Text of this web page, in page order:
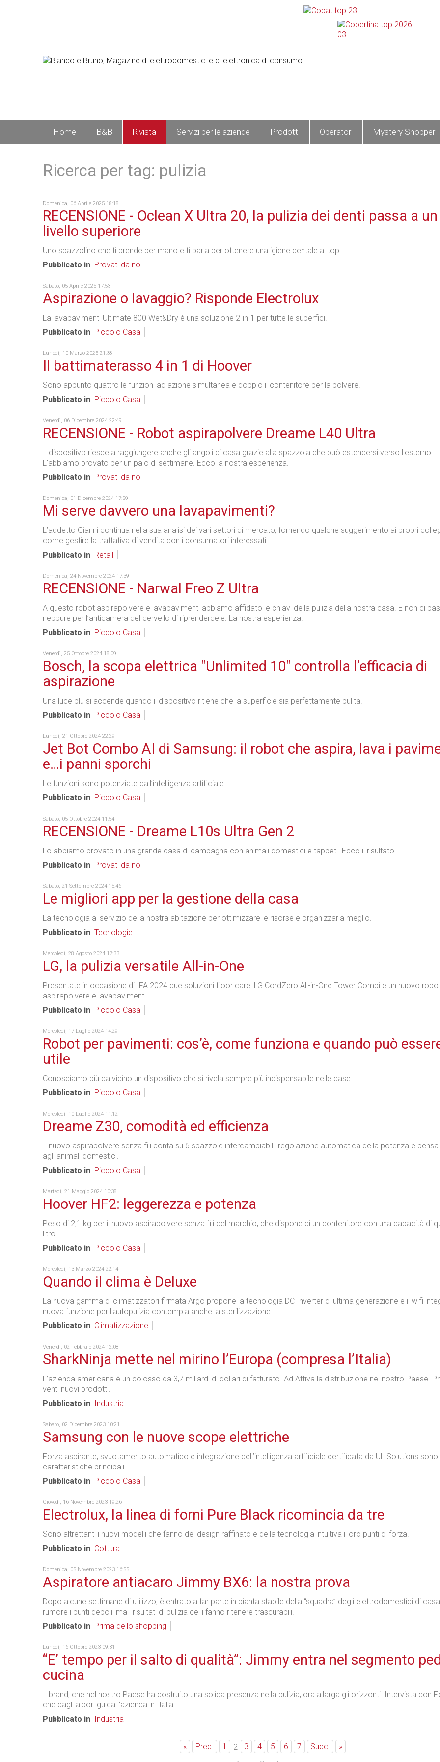
Home B&B Rivista Servizi per le aziende Prodotti Operatori Mystery Shopper
Ricerca per tag: pulizia
Domenica, 06 Aprile 2025 18:18
RECENSIONE - Oclean X Ultra 20, la pulizia dei denti passa a un
livello superiore
Uno spazzolino che ti prende per mano e ti parla per ottenere una igiene dentale al top.
Pubblicato in Provati da noi
Sabato, 05 Aprile 2025 17:53
Aspirazione o lavaggio? Risponde Electrolux
La lavapavimenti Ultimate 800 Wet&Dry è una soluzione 2-in-1 per tutte le superfici.
Pubblicato in Piccolo Casa
Lunedì, 10 Marzo 2025 21:38
Il battimaterasso 4 in 1 di Hoover
Sono appunto quattro le funzioni ad azione simultanea e doppio il contenitore per la polvere.
Pubblicato in Piccolo Casa
Venerdì, 06 Dicembre 2024 22:49
RECENSIONE - Robot aspirapolvere Dreame L40 Ultra
Il dispositivo riesce a raggiungere anche gli angoli di casa grazie alla spazzola che può estendersi verso l'esterno.
L'abbiamo provato per un paio di settimane. Ecco la nostra esperienza.
Pubblicato in Provati da noi
Domenica, 01 Dicembre 2024 17:59
Mi serve davvero una lavapavimenti?
L’addetto Gianni continua nella sua analisi dei vari settori di mercato, fornendo qualche suggerimento ai propri
come gestire la trattativa di vendita con i consumatori interessati.
Pubblicato in Retail
Domenica, 24 Novembre 2024 17:39
RECENSIONE - Narwal Freo Z Ultra
A questo robot aspirapolvere e lavapavimenti abbiamo affidato le chiavi della pulizia della nostra casa. E non ci
neppure per l’anticamera del cervello di riprendercele. La nostra esperienza.
Pubblicato in Piccolo Casa
Venerdì, 25 Ottobre 2024 18:09
Bosch, la scopa elettrica "Unlimited 10" controlla l’efficacia di
aspirazione
Una luce blu si accende quando il dispositivo ritiene che la superficie sia perfettamente pulita.
Pubblicato in Piccolo Casa
Lunedì, 21 Ottobre 2024 22:29
Jet Bot Combo AI di Samsung: il robot che aspira, lava i
e…i panni sporchi
Le funzioni sono potenziate dall’intelligenza artificiale.
Pubblicato in Piccolo Casa
Sabato, 05 Ottobre 2024 11:54
RECENSIONE - Dreame L10s Ultra Gen 2
Lo abbiamo provato in una grande casa di campagna con animali domestici e tappeti. Ecco il risultato.
Pubblicato in Provati da noi
Sabato, 21 Settembre 2024 15:46
Le migliori app per la gestione della casa
La tecnologia al servizio della nostra abitazione per ottimizzare le risorse e organizzarla meglio.
Pubblicato in Tecnologie
Mercoledì, 28 Agosto 2024 17:33
LG, la pulizia versatile All-in-One
Presentate in occasione di IFA 2024 due soluzioni floor care: LG CordZero All-in-One Tower Combi e un nuovo
aspirapolvere e lavapavimenti.
Pubblicato in Piccolo Casa
Mercoledì, 17 Luglio 2024 14:29
Robot per pavimenti: cos’è, come funziona e quando può
utile
Conosciamo più da vicino un dispositivo che si rivela sempre più indispensabile nelle case.
Pubblicato in Piccolo Casa
Mercoledì, 10 Luglio 2024 11:12
Dreame Z30, comodità ed efficienza
Il nuovo aspirapolvere senza fili conta su 6 spazzole intercambiabili, regolazione automatica della potenza e
agli animali domestici.
Pubblicato in Piccolo Casa
Martedì, 21 Maggio 2024 10:38
Hoover HF2: leggerezza e potenza
Peso di 2,1 kg per il nuovo aspirapolvere senza fili del marchio, che dispone di un contenitore con una capacità di
litro.
Pubblicato in Piccolo Casa
Mercoledì, 13 Marzo 2024 22:14
Quando il clima è Deluxe
La nuova gamma di climatizzatori firmata Argo propone la tecnologia DC Inverter di ultima generazione e il wifi
nuova funzione per l'autopulizia contempla anche la sterilizzazione.
Pubblicato in Climatizzazione
Venerdì, 02 Febbraio 2024 12:08
SharkNinja mette nel mirino l’Europa (compresa l’Italia)
L’azienda americana è un colosso da 3,7 miliardi di dollari di fatturato. Ad Attiva la distribuzione nel nostro Paese.
venti nuovi prodotti.
Pubblicato in
Industria
Sabato, 02 Dicembre 2023 10:21
Samsung con le nuove scope elettriche
Forza aspirante, svuotamento automatico e integrazione dell’intelligenza artificiale certificata da UL Solutions sono
caratteristiche principali.
Pubblicato in Piccolo Casa
Giovedì, 16 Novembre 2023 19:26
Electrolux, la linea di forni Pure Black ricomincia da tre
Sono altrettanti i nuovi modelli che fanno del design raffinato e della tecnologia intuitiva i loro punti di forza.
Pubblicato in Cottura
Domenica, 05 Novembre 2023 16:55
Aspiratore antiacaro Jimmy BX6: la nostra prova
Dopo alcune settimane di utilizzo, è entrato a far parte in pianta stabile della “squadra” degli elettrodomestici di
rumore i punti deboli, ma i risultati di pulizia ce li fanno ritenere trascurabili.
Pubblicato in Prima dello shopping
Lunedì, 16 Ottobre 2023 09:31
“E’ tempo per il salto di qualità”: Jimmy entra nel segmento
cucina
Il brand, che nel nostro Paese ha costruito una solida presenza nella pulizia, ora allarga gli orizzonti. Intervista con
che dagli albori guida l’azienda in Italia.
Pubblicato in
Industria
« Prec. 1 2 3 4 5 6 7 Succ.
»